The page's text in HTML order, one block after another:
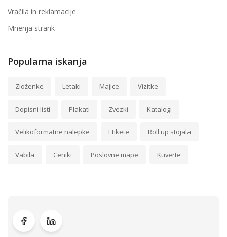
Vračila in reklamacije
Mnenja strank
Popularna iskanja
Zloženke Letaki Majice Vizitke
Dopisni listi Plakati Zvezki Katalogi
Velikoformatne nalepke Etikete Roll up stojala
Vabila Ceniki Poslovne mape Kuverte